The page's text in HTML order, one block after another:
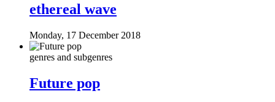
ethereal wave
Monday, 17 December 2018
genres and subgenres
Future pop